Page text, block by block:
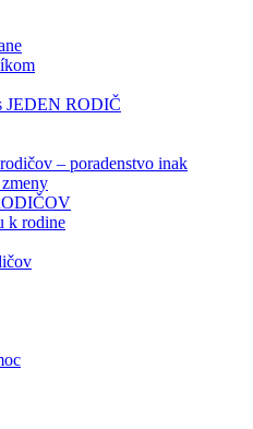
JEDEN RODIČ
– poradenstvo inak
k rodine